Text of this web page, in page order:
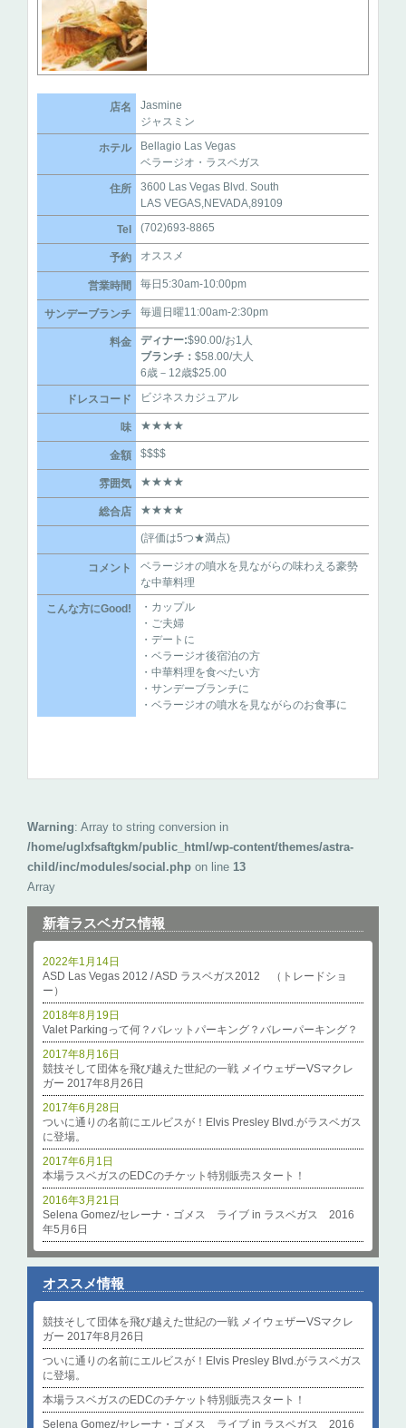
新着ラスベガス情報
ASD Las Vegas 2012 / ASD ラスベガス2012 （トレードショ
ー）
2022年1月14日
Valet Parkingって何？バレットパーキング？バレーパーキング？
2018年8月19日
競技そして団体を飛び越えた世紀の一戦 メイウェザーVSマクレ
ガー 2017年8月26日
2017年8月16日
ついに通りの名前にエルビスが！Elvis Presley Blvd.がラスベガス
に登場。
2017年6月28日
本場ラスベガスのEDCのチケット特別販売スタート！
2017年6月1日
Selena Gomez/セレーナ・ゴメス ライブ in ラスベガス 2016
年5月6日
2016年3月21日
オススメ情報
競技そして団体を飛び越えた世紀の一戦 メイウェザーVSマクレ
ガー 2017年8月26日
ついに通りの名前にエルビスが！Elvis Presley Blvd.がラスベガス
に登場。
本場ラスベガスのEDCのチケット特別販売スタート！
Selena Gomez/セレーナ・ゴメス ライブ in ラスベガス 2016
店名
Jasmine
ジャスミン
ホテル
Bellagio Las Vegas
ベラージオ・ラスベガス
住所
3600 Las Vegas Blvd. South
LAS VEGAS,NEVADA,89109
Tel (702)693-8865
予約 オススメ
営業時間 毎日5:30am-10:00pm
サンデーブランチ 毎週日曜11:00am-2:30pm
料金 ディナー:$90.00/お1人
ブランチ： $58.00/大人
6歳－12歳$25.00
ドレスコード ビジネスカジュアル
味 ★★★★
金額 $$$$
雰囲気 ★★★★
総合店 ★★★★
(評価は5つ★満点)
コメント
ベラージオの噴水を見ながらの味わえる豪勢
な中華料理
こんな方にGood!
・カップル
・ご夫婦
・デートに
・ベラージオ後宿泊の方
・中華料理を食べたい方
・サンデーブランチに
・ベラージオの噴水を見ながらのお食事に
Warning: Array to string conversion in
/home/uglxfsaftgkm/public_html/wp-content/themes/astra-
child/inc/modules/social.php on line 13
Array